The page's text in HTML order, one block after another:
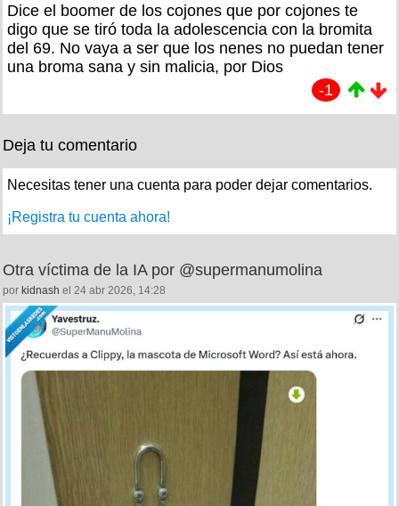
Dice el boomer de los cojones que por cojones te
digo que se tiró toda la adolescencia con la bromita
del 69. No vaya a ser que los nenes no puedan tener
una broma sana y sin malicia, por Dios
-1
Deja tu comentario
Necesitas tener una cuenta para poder dejar comentarios.
¡Registra tu cuenta ahora!
Otra víctima de la IA por @supermanumolina
por kidnash el 24 abr 2026, 14:28